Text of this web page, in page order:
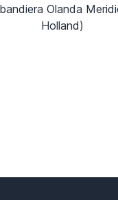
Olanda
Holland)